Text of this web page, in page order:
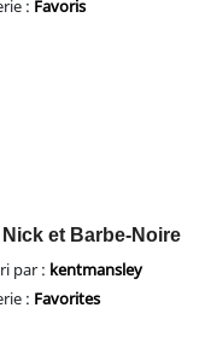
: Favoris
Nick et Barbe-Noire
par : kentmansley
: Favorites